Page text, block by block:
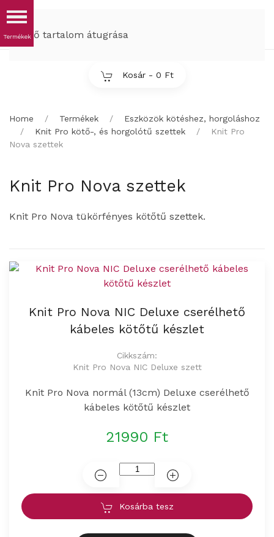
Fő tartalom átugrása
Kosár - 0 Ft
Home Termékek
Eszközök kötéshez, horgoláshoz
Knit Pro kötő-, és horgolótű szettek
Knit Pro
Nova szettek
Knit Pro Nova szettek
Knit Pro Nova tükörfényes kötőtű szettek.
Knit Pro Nova NIC Deluxe cserélhető
kábeles kötőtű készlet
Cikkszám:
Knit Pro Nova NIC Deluxe szett
Knit Pro Nova normál (13cm) Deluxe cserélhető
kábeles kötőtű készlet
21990 Ft
Kosárba tesz